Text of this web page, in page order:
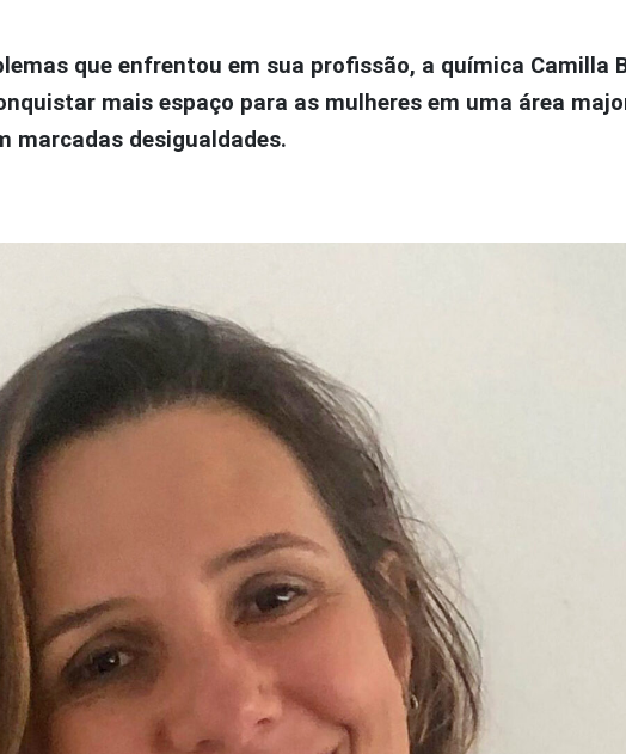
que enfrentou em sua profissão, a química Camilla
mais espaço para as mulheres em uma área
marcadas desigualdades.